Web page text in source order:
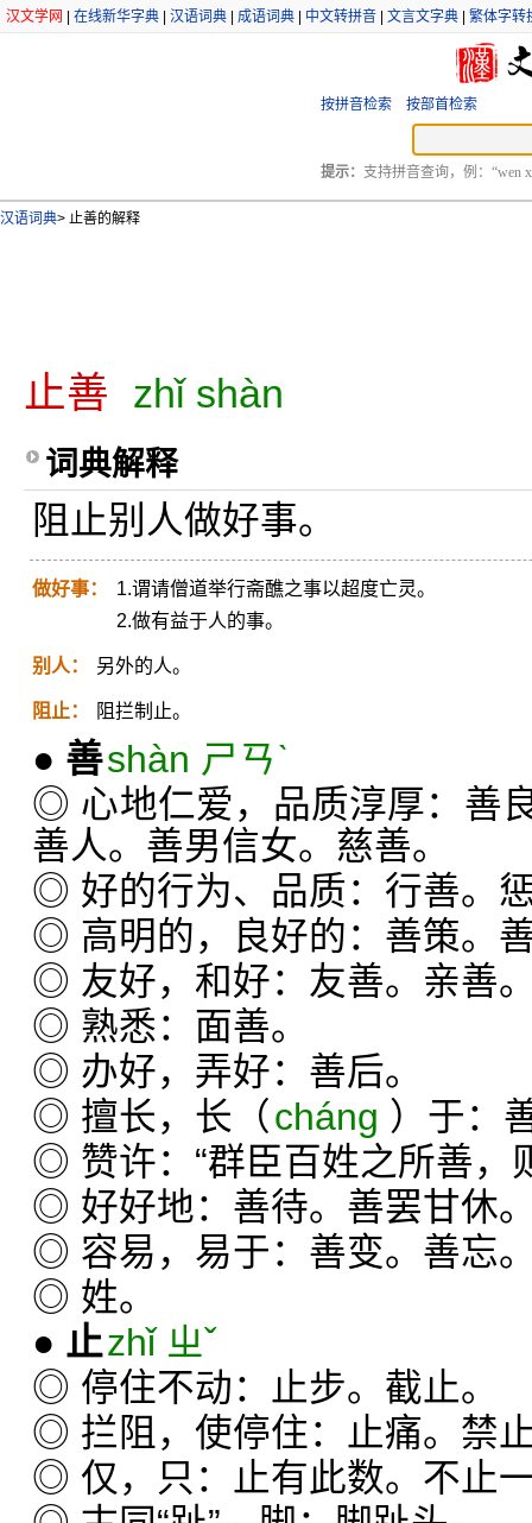
汉文学网 在线新华字典 汉语词典 成语词典 中文转拼音 文言文字典 繁体字转
按拼音检索 按部首检索
提示： 支持拼音查询，例：“wen
汉语词典> 止善的解释
止善 zhǐ shàn
词典解释
阻止别人做好事。
做好事：
1.谓请僧道举行斋醮之事以超度亡灵。
2.做有益于人的事。
别人： 另外的人。
阻止： 阻拦制止。
● 善shàn ㄕㄢˋ
◎ 心地仁爱，品质淳厚：善
善人。善男信女。慈善。
◎ 好的行为、品质：行善。
◎ 高明的，良好的：善策。
◎ 友好，和好：友善。亲善
◎ 熟悉：面善。
◎ 办好，弄好：善后。
◎ 擅长，长（cháng ）于：
◎ 赞许：“群臣百姓之所善，
◎ 好好地：善待。善罢甘休
◎ 容易，易于：善变。善忘
◎ 姓。
● 止zhǐ ㄓˇ
◎ 停住不动：止步。截止。
◎ 拦阻，使停住：止痛。禁
◎ 仅，只：止有此数。不止